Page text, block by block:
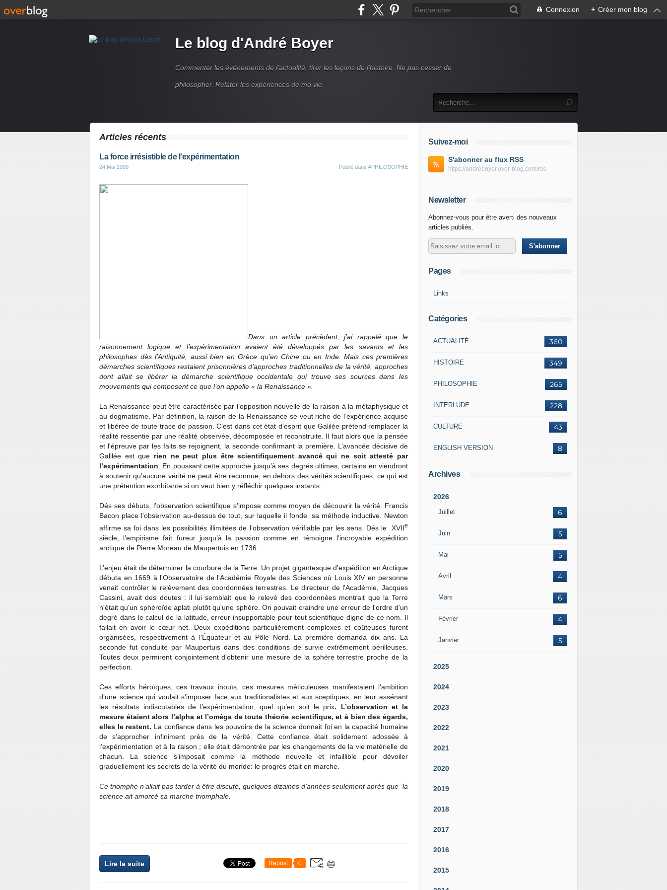
Connexion + Créer mon blog
Le blog d'André Boyer
Commenter les événements de l'actualité, tirer les leçons de l'histoire. Ne pas cesser de
philosopher. Relater les expériences de ma vie.
Articles récents
La force irrésistible de l'expérimentation
24 Mai 2009 Publié dans #PHILOSOPHIE
Dans un article précèdent, j’ai rappelé que le
raisonnement logique et l’expérimentation avaient été développés par les savants et les
philosophes dès l’Antiquité, aussi bien en Grèce qu’en Chine ou en Inde. Mais ces premières
démarches scientifiques restaient prisonnières d’approches traditionnelles de la vérité, approches
dont allait se libérer la démarche scientifique occidentale qui trouve ses sources dans les
mouvements qui composent ce que l’on appelle « la Renaissance ».
La Renaissance peut être caractérisée par l’opposition nouvelle de la raison à la métaphysique et
au dogmatisme. Par définition, la raison de la Renaissance se veut riche de l’expérience acquise
et libérée de toute trace de passion. C’est dans cet état d’esprit que Galilée prétend remplacer la
réalité ressentie par une réalité observée, décomposée et reconstruite. Il faut alors que la pensée
et l'épreuve par les faits se rejoignent, la seconde confirmant la première. L’avancée décisive de
Galilée est que rien ne peut plus être scientifiquement avancé qui ne soit attesté par
l’expérimentation . En poussant cette approche jusqu’à ses degrés ultimes, certains en viendront
à soutenir qu’aucune vérité ne peut être reconnue, en dehors des vérités scientifiques, ce qui est
une prétention exorbitante si on veut bien y réfléchir quelques instants.
Dés ses débuts, l’observation scientifique s’impose comme moyen de découvrir la vérité. Francis
Bacon place l'observation au-dessus de tout, sur laquelle il fonde sa méthode inductive. Newton
affirme sa foi dans les possibilités illimitées de l’observation vérifiable par les sens. Dés le XVIIe
siècle, l’empirisme fait fureur jusqu’à la passion comme en témoigne l’incroyable expédition
arctique de Pierre Moreau de Maupertuis en 1736.
L’enjeu était de déterminer la courbure de la Terre. Un projet gigantesque d'expédition en Arctique
débuta en 1669 à l'Observatoire de l'Académie Royale des Sciences où Louis XIV en personne
venait contrôler le relèvement des coordonnées terrestres. Le directeur de l'Académie, Jacques
Cassini, avait des doutes : il lui semblait que le relevé des coordonnées montrait que la Terre
n'était qu'un sphéroïde aplati plutôt qu'une sphère. On pouvait craindre une erreur de l'ordre d'un
degré dans le calcul de la latitude, erreur insupportable pour tout scientifique digne de ce nom. Il
fallait en avoir le cœur net. Deux expéditions particulièrement complexes et coûteuses furent
organisées, respectivement à l'Équateur et au Pôle Nord. La première demanda dix ans. La
seconde fut conduite par Maupertuis dans des conditions de survie extrêmement périlleuses.
Toutes deux permirent conjointement d'obtenir une mesure de la sphère terrestre proche de la
perfection.
Ces efforts héroïques, ces travaux inouïs, ces mesures méticuleuses manifestaient l’ambition
d’une science qui voulait s’imposer face aux traditionalistes et aux sceptiques, en leur assénant
les résultats indiscutables de l’expérimentation, quel qu’en soit le prix. L’observation et la
mesure étaient alors l’alpha et l’oméga de toute théorie scientifique, et à bien des égards,
elles le restent. La confiance dans les pouvoirs de la science donnait foi en la capacité humaine
de s’approcher infiniment près de la vérité. Cette confiance était solidement adossée à
l’expérimentation et à la raison ; elle était démontrée par les changements de la vie matérielle de
chacun. La science s’imposait comme la méthode nouvelle et infaillible pour dévoiler
graduellement les secrets de la vérité du monde: le progrès était en marche.
Ce triomphe n’allait pas tarder à être discuté, quelques dizaines d’années seulement après que la
science ait amorcé sa marche triomphale.
Lire la suite Repost 0
Suivez-moi
S'abonner au flux RSS
https://andreboyer.over-blog.com/rss
Newsletter
Abonnez-vous pour être averti des nouveaux
articles publiés.
Pages
Links
Catégories
360
ACTUALITÉ
349
HISTOIRE
265
PHILOSOPHIE
228
INTERLUDE
43
CULTURE
8
ENGLISH VERSION
Archives
2026
Juillet 6
Juin 5
Mai 5
Avril 4
Mars 6
Février 4
Janvier 5
2025
2024
2023
2022
2021
2020
2019
2018
2017
2016
2015